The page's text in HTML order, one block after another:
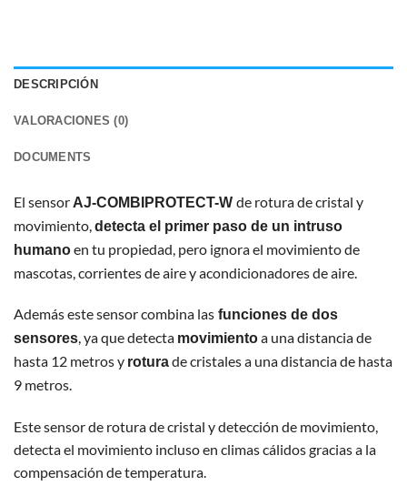
DESCRIPCIÓN
VALORACIONES (0)
DOCUMENTS
El sensor AJ-COMBIPROTECT-W de rotura de cristal y
movimiento, detecta el primer paso de un intruso
humanoen tu propiedad, pero ignora el movimiento de
mascotas, corrientes de aire y acondicionadores de aire.
Además este sensor combina las funciones de dos
sensores, ya que detecta movimientoa una distancia de
hasta 12 metros y roturade cristales a una distancia de hasta
9 metros.
Este sensor de rotura de cristal y detección de movimiento,
detecta el movimiento incluso en climas cálidos gracias a la
compensación de temperatura.